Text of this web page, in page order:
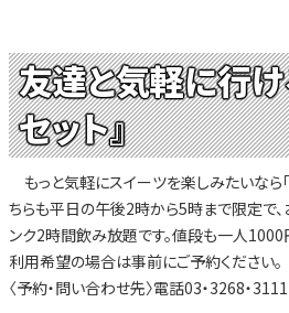
友達と気軽に行け
セット』
もっと気軽にスイーツを楽しみたいなら「
ちらも平日の午後2時から5時まで限定で、
ンク2時間飲み放題です。値段も一人
利用希望の場合は事前にご予約ください。
〈予約・問い合わせ先〉電話03・3268・